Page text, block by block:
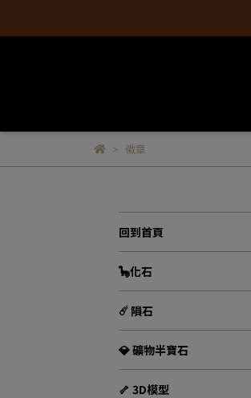
徽章
回到首頁
🦕化石
☄️ 隕石
💎 礦物半寶石
🦴 3D模型